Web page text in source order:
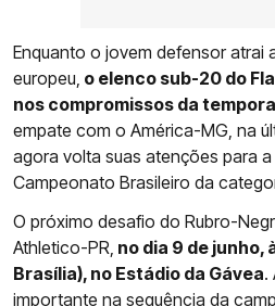
Enquanto o jovem defensor atrai
europeu, o elenco sub-20 do
nos compromissos da
empate com o América-MG, na
agora volta suas atenções para
Campeonato Brasileiro da
O próximo desafio do Rubro-
Athletico-PR, no dia 9 de junho,
Brasília), no Estádio da Gávea.
importante na sequência da